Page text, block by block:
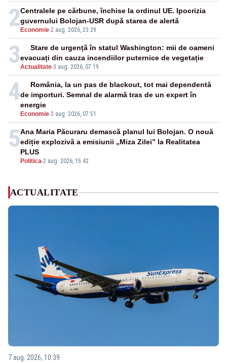
2 Economie-2 aug. 2026, 23:29
Centralele pe cărbune, închise la ordinul UE. Ipocrizia
guvernului Bolojan-USR după starea de alertă
3Actualitate-3 aug. 2026, 07:19
Stare de urgență în statul Washington: mii de oameni
evacuați din cauza incendiilor puternice de vegetație
4
Economie-3 aug. 2026, 07:51
România, la un pas de blackout, tot mai dependentă
de importuri. Semnal de alarmă tras de un expert în
energie
5
Politica-2 aug. 2026, 15:42
Ana Maria Păcuraru demască planul lui Bolojan. O nouă
ediție explozivă a emisiunii „Miza Zilei” la Realitatea
PLUS
ACTUALITATE
7 aug. 2026, 10:39